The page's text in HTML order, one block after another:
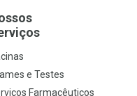
e Testes
Farmacêuticos